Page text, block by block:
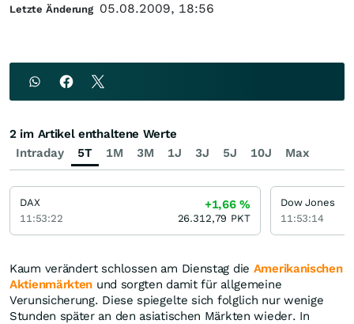
Kaum verändert schlossen am Dienstag die Amerikanischen
Aktienmärkten und sorgten damit für allgemeine
Verunsicherung. Diese spiegelte sich folglich nur wenige
Stunden später an den asiatischen Märkten wieder. In
Letzte Änderung 05.08.2009, 18:56
Intraday 5T 1M 3M 1J 3J 5J 10J Max
2 im Artikel enthaltene Werte
DAX
11:53:22
+1,66%
26.312,79 PKT
Dow Jones
11:53:14